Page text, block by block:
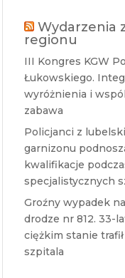
Wydarzenia
regionu
III Kongres KGW
Łukowskiego.
wyróżnienia i
zabawa
Policjanci z
garnizonu
kwalifikacje
specjalistycznych
Groźny wypadek na
drodze nr 812. 33-
ciężkim stanie
szpitala